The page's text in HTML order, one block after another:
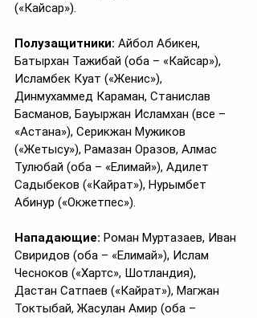
(«Кайсар»).
Полузащитники: Айбол Абикен,
Батырхан Тажибай (оба – «Кайсар»),
Исламбек Куат («Женис»),
Динмухаммед Караман, Станислав
Басманов, Бауыржан Исламхан (все –
«Астана»), Серикжан Мужиков
(«Жетысу»), Рамазан Оразов, Алмас
Тулюбай (оба – «Елимай»), Адилет
Садыбеков («Кайрат»), Нурымбет
Абинур («Окжетпес»).
Нападающие: Роман Муртазаев, Иван
Свиридов (оба – «Елимай»), Ислам
Чесноков («Хартс», Шотландия),
Дастан Сатпаев («Кайрат»), Магжан
Токтыбай, Жасулан Амир (оба –